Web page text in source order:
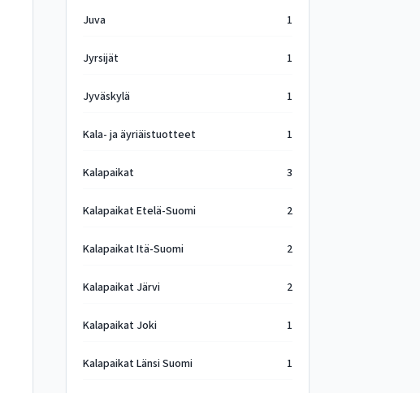
Juva 1
Jyrsijät 1
Jyväskylä 1
Kala- ja äyriäistuotteet 1
Kalapaikat 3
Kalapaikat Etelä-Suomi 2
Kalapaikat Itä-Suomi 2
Kalapaikat Järvi 2
Kalapaikat Joki 1
Kalapaikat Länsi Suomi 1